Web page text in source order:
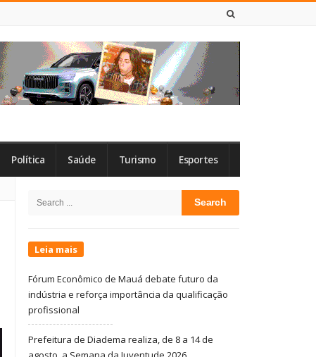
Política Saúde Turismo Esportes
Sidebar
Search
Leia mais
Fórum Econômico de Mauá debate futuro da
indústria e reforça importância da qualificação
profissional
Prefeitura de Diadema realiza, de 8 a 14 de